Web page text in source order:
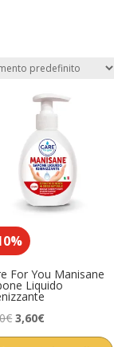
For You Manisane
Liquido
€Il
prezzo
3,60€Il
prezzo